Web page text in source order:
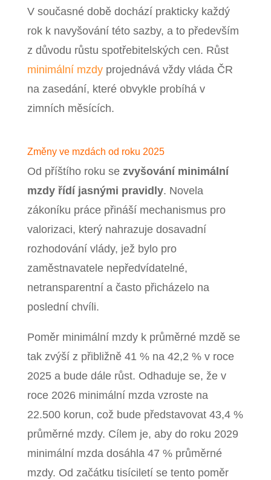
V současné době dochází prakticky každý
rok k navyšování této sazby, a to především
z důvodu růstu spotřebitelských cen. Růst
minimální mzdyprojednává vždy vláda ČR
na zasedání, které obvykle probíhá v
zimních měsících.
Změny ve mzdách od roku 2025
Od příštího roku se zvyšování minimální
mzdy řídí jasnými pravidly. Novela
zákoníku práce přináší mechanismus pro
valorizaci, který nahrazuje dosavadní
rozhodování vlády, jež bylo pro
zaměstnavatele nepředvídatelné,
netransparentní a často přicházelo na
poslední chvíli.
Poměr minimální mzdy k průměrné mzdě se
tak zvýší z přibližně 41 % na 42,2 % v roce
2025 a bude dále růst. Odhaduje se, že v
roce 2026 minimální mzda vzroste na
22.500 korun, což bude představovat 43,4 %
průměrné mzdy. Cílem je, aby do roku 2029
minimální mzda dosáhla 47 % průměrné
mzdy. Od začátku tisíciletí se tento poměr